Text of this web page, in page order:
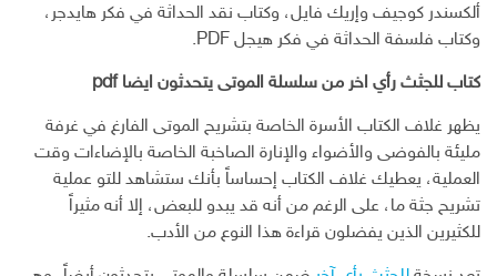
ألكسندر كوجيف وإريك فايل، وكتاب نقد الحداثة في فكر هايدجر،
وكتاب فلسفة الحداثة في فكر هيجل PDF.
كتاب للجثث رأي اخر من سلسلة الموتى يتحدثون ايضا pdf
يظهر غلاف الكتاب الأسرة الخاصة بتشريح الموتى الفارغ في غرفة
مليئة بالفوضى والأضواء والإنارة الصاخبة الخاصة بالإضاءات وقت
العملية، يعطيك غلاف الكتاب إحساساً بأنك ستشاهد للتو عملية
تشريح جثة ما، على الرغم من أنه قد يبدو للبعض، إلا أنه مثيراً
للكثيرين الذين يفضلون قراءة هذا النوع من الأدب.